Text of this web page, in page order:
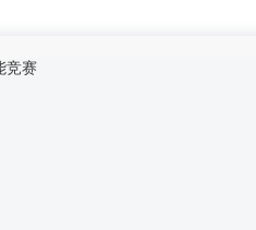
竞赛